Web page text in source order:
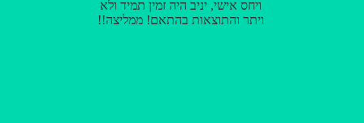
ביותר תודה על הכל ! ! !
ויחס אישי, יניב היה זמין תמיד ולא
ויתר והתוצאות בהתאם! ממליצה!!